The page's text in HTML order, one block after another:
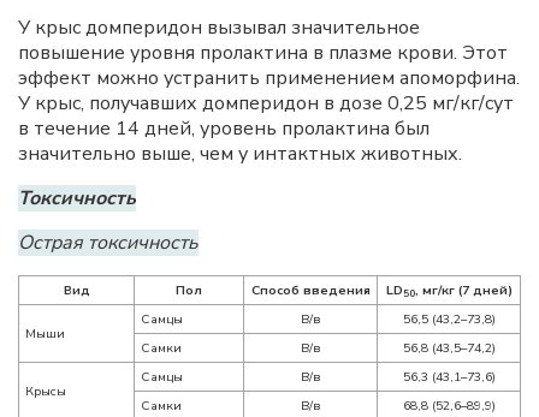
У крыс домперидон вызывал значительное
повышение уровня пролактина в плазме крови. Этот
эффект можно устранить применением апоморфина.
У крыс, получавших домперидон в дозе 0,25 мг/кг/сут
в течение 14 дней, уровень пролактина был
значительно выше, чем у интактных животных.
Токсичность
Острая токсичность
Вид Пол Способ введения LD50, мг/кг (7 дней)
Мыши
Самцы В/в
56,5 (43,2–73,8)
Самки
В/в 56,8 (43,5–74,2)
Крысы
Самцы В/в
56,3 (43,1–73,6)
Самки
В/в 68,8 (52,6–89,9)